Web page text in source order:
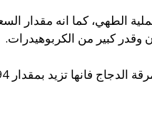
الطهي، كما انه مقدار
ويجب القول ان كل معلقة زبدة يتم اضافتها الي الأرز تزيد من مقدار